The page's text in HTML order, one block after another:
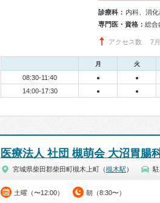
診療科： 内科、消
専門医・資格： 総合
アクセス数 7月
月 火
08:30-11:40 ● ●
14:00-17:30 ● ●
医療法人 社団 槻萌会 大沼胃腸
宮城県柴田郡柴田町槻木上町（槻木駅 ）
土曜（〜12:00） 朝（8:30〜）